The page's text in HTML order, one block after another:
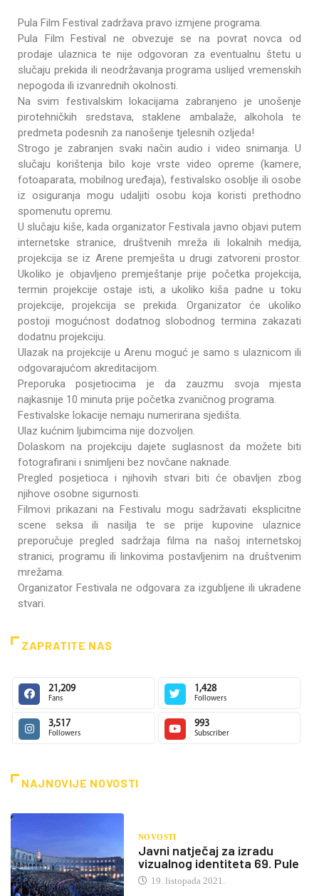
Pula Film Festival zadržava pravo izmjene programa.
Pula Film Festival ne obvezuje se na povrat novca od
prodaje ulaznica te nije odgovoran za eventualnu štetu u
slučaju prekida ili neodržavanja programa uslijed vremenskih
nepogoda ili izvanrednih okolnosti.
Na svim festivalskim lokacijama zabranjeno je unošenje
pirotehničkih sredstava, staklene ambalaže, alkohola te
predmeta podesnih za nanošenje tjelesnih ozljeda!
Strogo je zabranjen svaki način audio i video snimanja. U
slučaju korištenja bilo koje vrste video opreme (kamere,
fotoaparata, mobilnog uređaja), festivalsko osoblje ili osobe
iz osiguranja mogu udaljiti osobu koja koristi prethodno
spomenutu opremu.
U slučaju kiše, kada organizator Festivala javno objavi putem
internetske stranice, društvenih mreža ili lokalnih medija,
projekcija se iz Arene premješta u drugi zatvoreni prostor.
Ukoliko je objavljeno premještanje prije početka projekcija,
termin projekcije ostaje isti, a ukoliko kiša padne u toku
projekcije, projekcija se prekida. Organizator će ukoliko
postoji mogućnost dodatnog slobodnog termina zakazati
dodatnu projekciju.
Ulazak na projekcije u Arenu moguć je samo s ulaznicom ili
odgovarajućom akreditacijom.
Preporuka posjetiocima je da zauzmu svoja mjesta
najkasnije 10 minuta prije početka zvaničnog programa.
Festivalske lokacije nemaju numerirana sjedišta.
Ulaz kućnim ljubimcima nije dozvoljen.
Dolaskom na projekciju dajete suglasnost da možete biti
fotografirani i snimljeni bez novčane naknade.
Pregled posjetioca i njihovih stvari biti će obavljen zbog
njihove osobne sigurnosti.
Filmovi prikazani na Festivalu mogu sadržavati eksplicitne
scene seksa ili nasilja te se prije kupovine ulaznice
preporučuje pregled sadržaja filma na našoj internetskoj
stranici, programu ili linkovima postavljenim na društvenim
mrežama.
Organizator Festivala ne odgovara za izgubljene ili ukradene
stvari.
ZAPRATITE NAS
21,209
Fans
1,428
Followers
3,517
Followers
993
Subscriber
NAJNOVIJE NOVOSTI
NOVOSTI
Javni natječaj za izradu
vizualnog identiteta 69. Pule
19. listopada 2021.